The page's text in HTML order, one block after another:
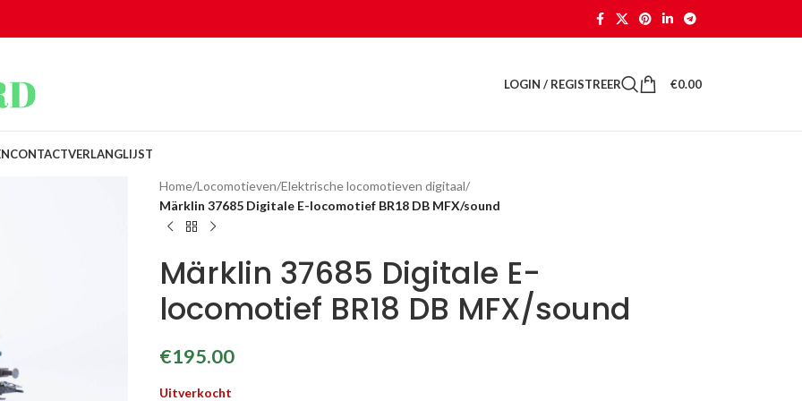
LOGIN / REGISTREER €0.00
CONTACTVERLANGLIJST
Home/Locomotieven/Elektrische locomotieven digitaal/
Märklin 37685 Digitale E-locomotief BR18 DB MFX/sound
Märklin 37685 Digitale E-
locomotief BR18 DB MFX/sound
€195.00
Uitverkocht